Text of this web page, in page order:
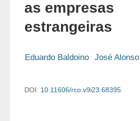
as empresas
estrangeiras
Eduardo Baldoino José
DOI: 10.11606/rco.v9i23.68395